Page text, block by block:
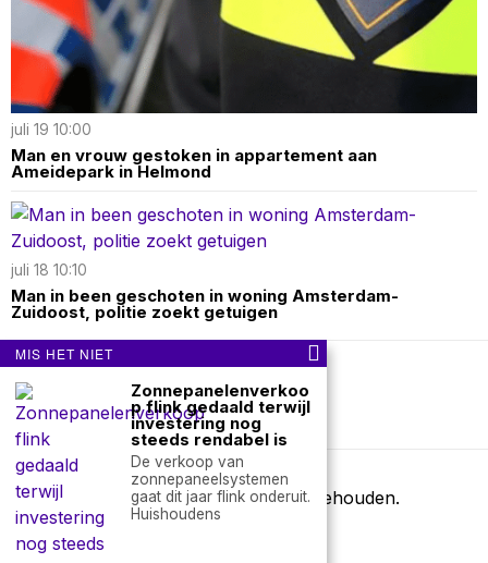
juli 19 10:00
Man en vrouw gestoken in appartement aan
Ameidepark in Helmond
juli 18 10:10
Man in been geschoten in woning Amsterdam-
Zuidoost, politie zoekt getuigen
Over ons Contact
nieuwsimpuls.online
2026- Alle rechten voorbehouden.
nieuwsimpuls.online
MIS HET NIET
Zonnepanelenverkoo
p flink gedaald terwijl
investering nog
steeds rendabel is
De verkoop van
zonnepaneelsystemen
gaat dit jaar flink onderuit.
Huishoudens